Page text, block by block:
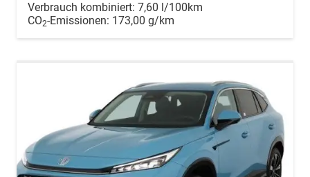
Verbrauch kombiniert: 7,60 l/100km
CO2-Emissionen: 173,00 g/km